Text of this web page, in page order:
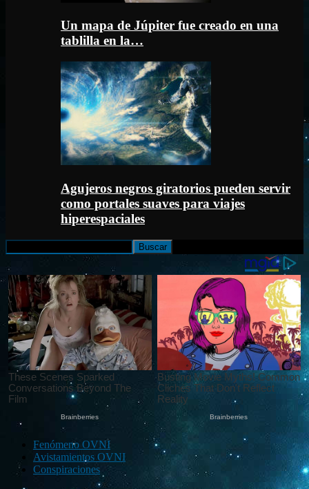
Un mapa de Júpiter fue creado en una
tablilla en la…
Agujeros negros giratorios pueden servir
como portales suaves para viajes
hiperespaciales
Fenómeno OVNI
Avistamientos OVNI
Conspiraciones